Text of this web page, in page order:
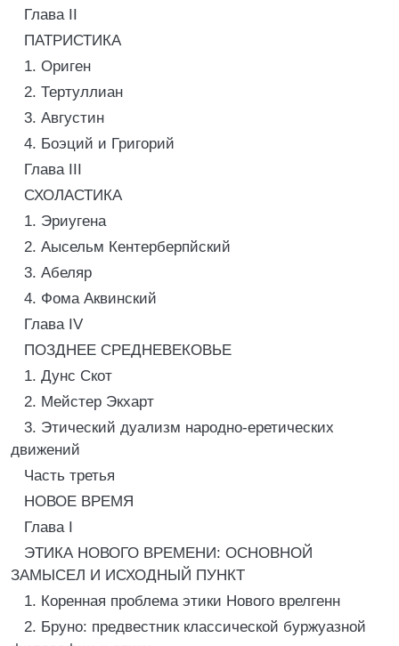
Глава II
ПАТРИСТИКА
1. Ориген
2. Тертуллиан
3. Августин
4. Боэций и Григорий
Глава III
СХОЛАСТИКА
1. Эриугена
2. Аысельм Кентерберпйский
3. Абеляр
4. Фома Аквинский
Глава IV
ПОЗДНЕЕ СРЕДНЕВЕКОВЬЕ
1. Дунс Скот
2. Мейстер Экхарт
3. Этический дуализм народно-еретических
движений
Часть третья
НОВОЕ ВРЕМЯ
Глава I
ЭТИКА НОВОГО ВРЕМЕНИ: ОСНОВНОЙ
ЗАМЫСЕЛ И ИСХОДНЫЙ ПУНКТ
1. Коренная проблема этики Нового врелгенн
2. Бруно: предвестник классической буржуазной